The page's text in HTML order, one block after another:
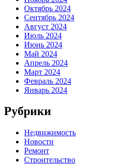
Октябрь 2024
Сентябрь 2024
Август 2024
Июль 2024
Июнь 2024
Май 2024
Апрель 2024
Март 2024
Февраль 2024
Январь 2024
Рубрики
Недвижимость
Новости
Ремонт
Строительство